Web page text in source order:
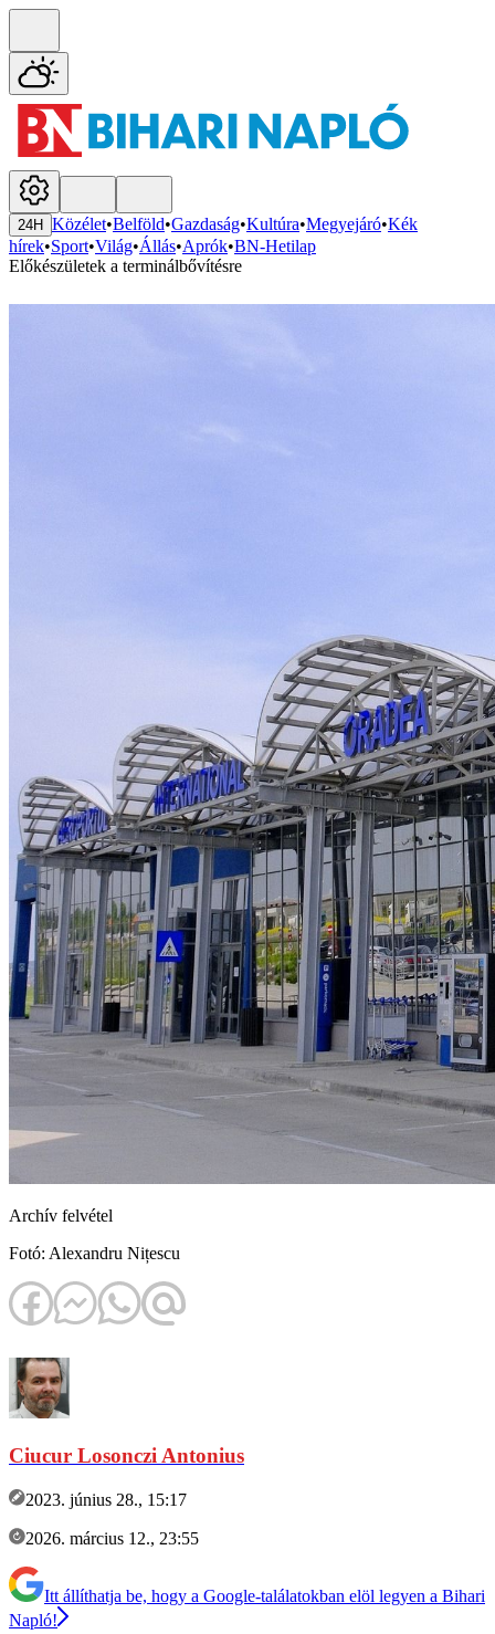
24H Közélet•Belföld•Gazdaság•Kultúra•Megyejáró•Kék
hírek•Sport•Világ•Állás•Aprók•BN-Hetilap
Előkészületek a terminálbővítésre
Archív felvétel
Fotó: Alexandru Nițescu
Ciucur Losonczi Antonius
2023. június 28., 15:17
2026. március 12., 23:55
Itt állíthatja be, hogy a Google-találatokban elöl legyen a Bihari
Napló!